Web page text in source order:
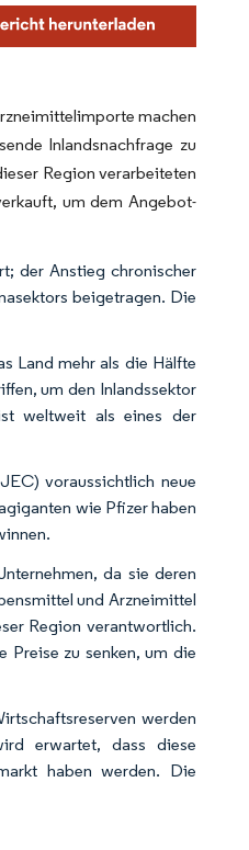
machen
Inlandsnachfrage zu
Region verarbeiteten
um dem Angebot-
der Anstieg chronischer
beigetragen. Die
Land mehr als die Hälfte
um den Inlandssektor
weltweit als eines der
voraussichtlich neue
wie Pfizer haben
da sie deren
und Arzneimittel
Region verantwortlich.
Preise zu senken, um die
werden
erwartet, dass diese
haben werden. Die